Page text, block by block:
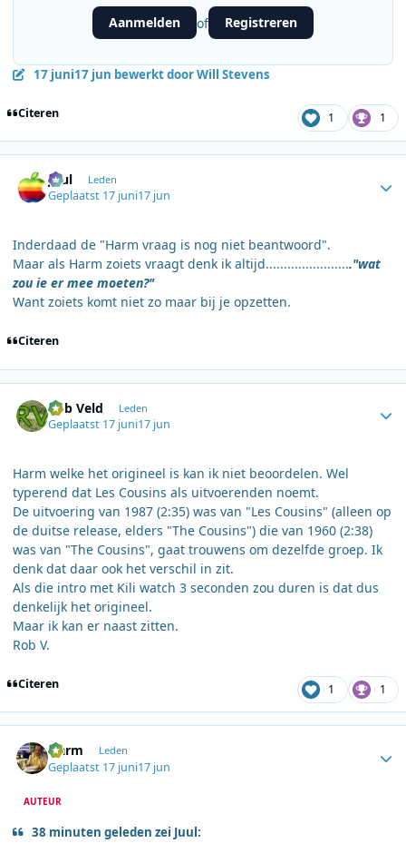
Aanmelden of Registreren
17 juni17 jun bewerkt door Will Stevens
Citeren 1 1
Juul Leden
Geplaatst 17 juni17 jun
Inderdaad de "Harm vraag is nog niet beantwoord".
Maar als Harm zoiets vraagt denk ik altijd........................"wat
zou ie er mee moeten?"
Want zoiets komt niet zo maar bij je opzetten.
Citeren
Rob Veld Leden
Geplaatst 17 juni17 jun
Harm welke het origineel is kan ik niet beoordelen. Wel
typerend dat Les Cousins als uitvoerenden noemt.
De uitvoering van 1987 (2:35) was van "Les Cousins" (alleen op
de duitse release, elders "The Cousins") die van 1960 (2:38)
was van "The Cousins", gaat trouwens om dezelfde groep. Ik
denk dat daar ook het verschil in zit.
Als die intro met Kili watch 3 seconden zou duren is dat dus
denkelijk het origineel.
Maar ik kan er naast zitten.
Rob V.
Citeren 1 1
Harm Leden
Geplaatst 17 juni17 jun
AUTEUR
38 minuten geleden zei Juul: